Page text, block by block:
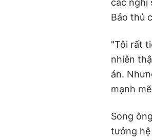
các nghị
Bảo thủ
"Tôi rất
nhiên
án.
mạnh
Song
tưởng